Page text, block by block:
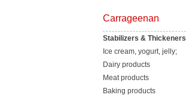
Carrageenan
Stabilizers & Thickeners
Ice cream, yogurt, jelly;
Dairy products
Meat products
Baking products